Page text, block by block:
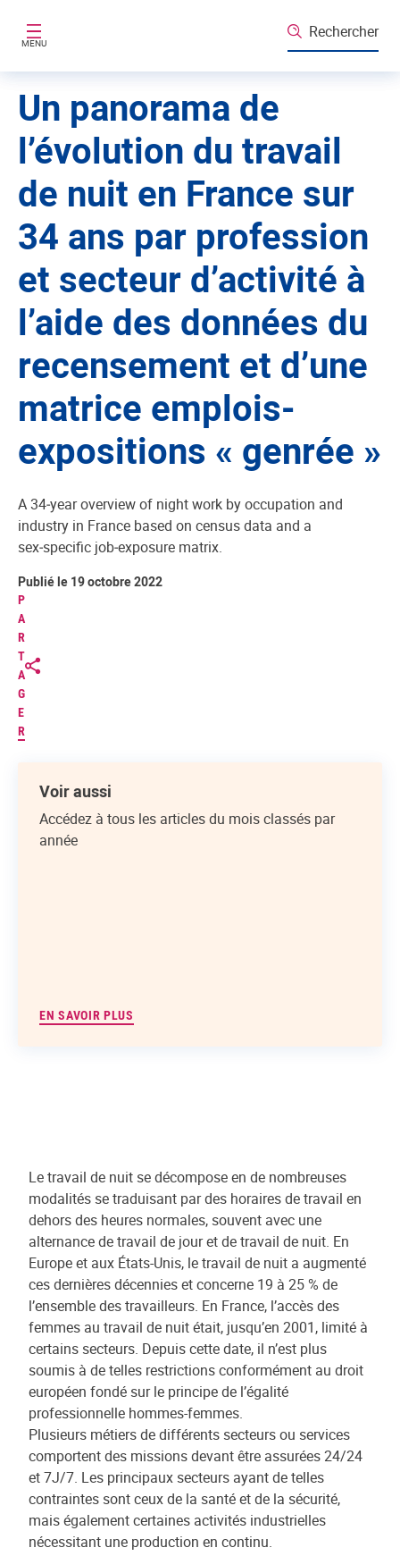
MENU
Rechercher
Un panorama de
l’évolution du travail
de nuit en France sur
34 ans par profession
et secteur d’activité à
l’aide des données du
recensement et d’une
matrice emplois-
expositions « genrée »
A 34‑year overview of night work by occupation and
industry in France based on census data and a
sex‑specific job‑exposure matrix.
P
A
R
T
A
G
E
R
Publié le 19 octobre 2022
Voir aussi
Accédez à tous les articles du mois classés par
année
EN SAVOIR PLUS
Le travail de nuit se décompose en de nombreuses
modalités se traduisant par des horaires de travail en
dehors des heures normales, souvent avec une
alternance de travail de jour et de travail de nuit. En
Europe et aux États-Unis, le travail de nuit a augmenté
ces dernières décennies et concerne 19 à 25 % de
l’ensemble des travailleurs. En France, l’accès des
femmes au travail de nuit était, jusqu’en 2001, limité à
certains secteurs. Depuis cette date, il n’est plus
soumis à de telles restrictions conformément au droit
européen fondé sur le principe de l’égalité
professionnelle hommes-femmes.
Plusieurs métiers de différents secteurs ou services
comportent des missions devant être assurées 24/24
et 7J/7. Les principaux secteurs ayant de telles
contraintes sont ceux de la santé et de la sécurité,
mais également certaines activités industrielles
nécessitant une production en continu.